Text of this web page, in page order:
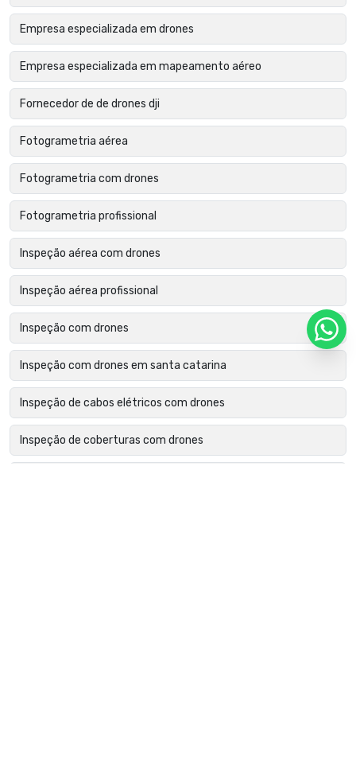
Empresa especializada em drones
Empresa especializada em mapeamento aéreo
Fornecedor de de drones dji
Fotogrametria aérea
Fotogrametria com drones
Fotogrametria profissional
Inspeção aérea com drones
Inspeção aérea profissional
Inspeção com drones
Inspeção com drones em santa catarina
Inspeção de cabos elétricos com drones
Inspeção de coberturas com drones